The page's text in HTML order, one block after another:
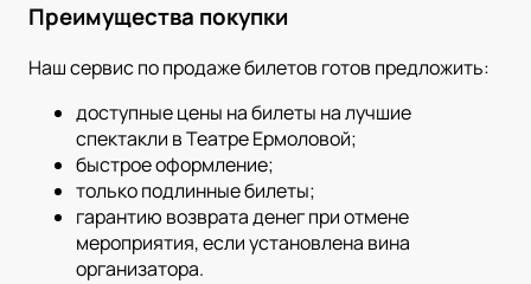
Преимущества покупки
Наш сервис по продаже билетов готов предложить:
доступные цены на билеты на лучшие
спектакли в Театре Ермоловой;
быстрое оформление;
только подлинные билеты;
гарантию возврата денег при отмене
мероприятия, если установлена вина
организатора.